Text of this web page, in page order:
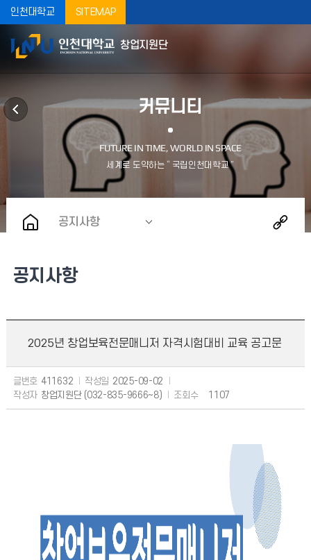
인천대학교 SITEMAP
창업지원단
커뮤니티
공지사항
공지사항
2025년 창업보육전문매니저 자격시험대비 교육 공고문
글번호 411632 작성일 2025-09-02
작성자 창업지원단 (032-835-9666~8) 조회수 1107